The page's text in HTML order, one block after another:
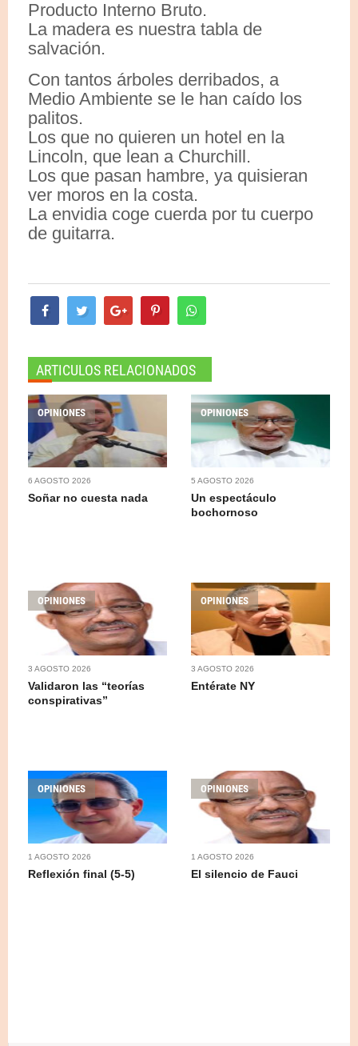
Producto Interno Bruto.
La madera es nuestra tabla de
salvación.
Con tantos árboles derribados, a
Medio Ambiente se le han caído los
palitos.
Los que no quieren un hotel en la
Lincoln, que lean a Churchill.
Los que pasan hambre, ya quisieran
ver moros en la costa.
La envidia coge cuerda por tu cuerpo
de guitarra.
ARTICULOS RELACIONADOS
OPINIONES
6 AGOSTO 2026
Soñar no cuesta nada
OPINIONES
5 AGOSTO 2026
Un espectáculo
bochornoso
OPINIONES
3 AGOSTO 2026
Validaron las “teorías
conspirativas”
OPINIONES
3 AGOSTO 2026
Entérate NY
OPINIONES
1 AGOSTO 2026
Reflexión final (5-5)
OPINIONES
1 AGOSTO 2026
El silencio de Fauci